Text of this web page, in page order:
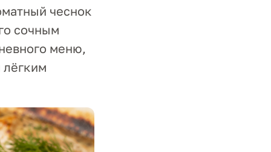
чеснок
сочным
меню,
лёгким